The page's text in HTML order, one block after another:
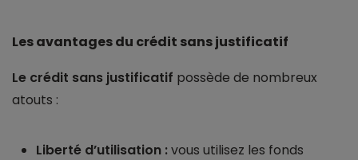
Les avantages du crédit sans justificatif
Le crédit sans justificatif possède de nombreux
atouts :
Liberté d’utilisation :vous utilisez les fonds